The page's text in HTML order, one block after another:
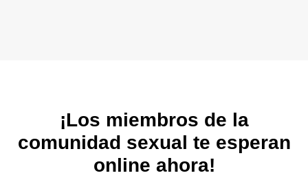
¡Los miembros de la
comunidad sexual te esperan
online ahora!